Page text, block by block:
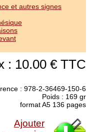
et autres signes
: 10.00 € TTC
: 978-2-36469-150-6
Poids : 169 gr
format A5 136 pages
Ajouter